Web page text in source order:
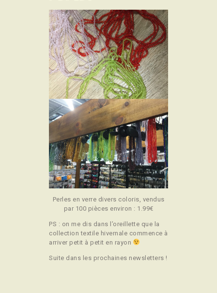
Perles en verre divers coloris, vendus
par 100 pièces environ : 1.99€
PS : on me dis dans l’oreillette que la
collection textile hivernale commence à
arriver petit à petit en rayon
Suite dans les prochaines newsletters !